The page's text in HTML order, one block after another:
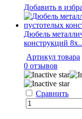
Добавить в
Дюбель
конструкций
Артикул товара
0 отзывов
Сравнить